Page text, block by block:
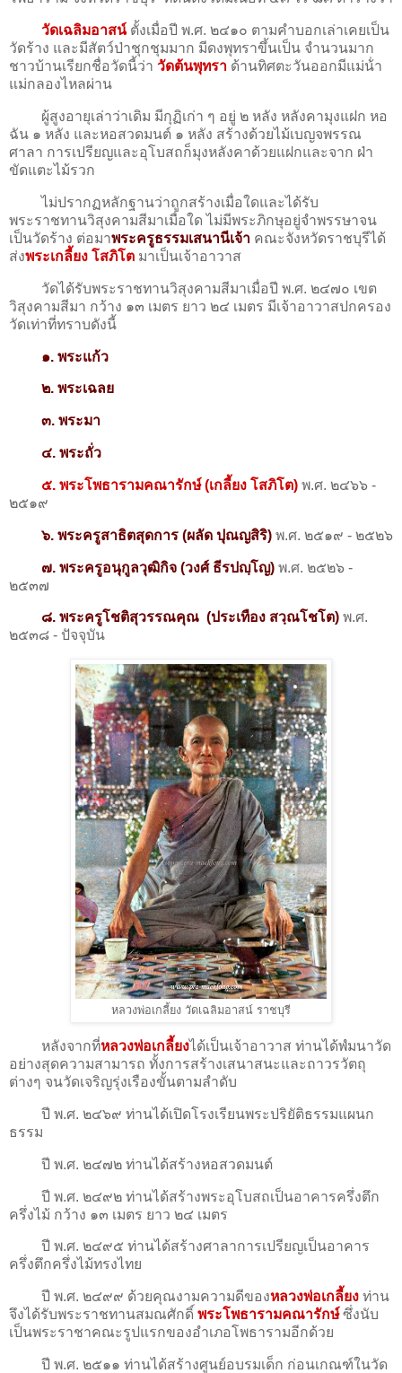
วัดเฉลิมอาสน์ ตั้งเมื่อปี พ.ศ. ๒๔๑๐ ตามคําบอกเล่าเคยเป็น
วัดร้าง และมีสัตว์ป่าชุกชุมมาก มีดงพุทราขึ้นเป็น จํานวนมาก
ชาวบ้านเรียกชื่อวัดนี้ว่า วัดต้นพุทรา ด้านทิศตะวันออกมีแม่น้ํา
แม่กลองไหลผ่าน
ผู้สูงอายุเล่าว่าเดิม มีกุฏิเก่า ๆ อยู่ ๒ หลัง หลังคามุงแฝก หอ
ฉัน ๑ หลัง และหอสวดมนต์ ๑ หลัง สร้างด้วยไม้เบญจพรรณ
ศาลา การเปรียญและอุโบสถก็มุงหลังคาด้วยแฝกและจาก ฝ่า
ขัดแตะไม้รวก
ไม่ปรากฏหลักฐานว่าถูกสร้างเมื่อใดและได้รับ
พระราชทานวิสุงคามสีมาเมื่อใด ไม่มีพระภิกษุอยู่จําพรรษาจน
เป็นวัดร้าง ต่อมาพระครูธรรมเสนานีเจ้า คณะจังหวัดราชบุรีได้
ส่งพระเกลี้ยง โสภิโต มาเป็นเจ้าอาวาส
วัดได้รับพระราชทานวิสุงคามสีมาเมื่อปี พ.ศ. ๒๔๗๐ เขต
วิสุงคามสีมา กว้าง ๑๓ เมตร ยาว ๒๔ เมตร มีเจ้าอาวาสปกครอง
วัดเท่าที่ทราบดังนี้
๑. พระแก้ว
๒. พระเฉลย
๓. พระมา
๔. พระถั่ว
๕. พระโพธารามคณารักษ์ (เกลี้ยง โสภิโต) พ.ศ. ๒๔๖๖ -
๒๕๑๙
๖. พระครูสาธิตสุดการ (ผลัด ปุณญสิริ) พ.ศ. ๒๕๑๙ - ๒๕๒๖
๗. พระครูอนุกูลวุฒิกิจ (วงศ์ ธีรปญฺโญ) พ.ศ. ๒๕๒๖ -
๒๕๓๗
๘. พระครูโชติสุวรรณคุณ (ประเทือง สวฺณโชโต) พ.ศ.
๒๕๓๘ - ปัจจุบัน
หลวงพ่อเกลี้ยง วัดเฉลิมอาสน์ ราชบุรี
หลังจากที่หลวงพ่อเกลี้ยงได้เป็นเจ้าอาวาส ท่านได้พํมนาวัด
อย่างสุดความสามารถ ทั้งการสร้างเสนาสนะและถาวรวัตถุ
ต่างๆ จนวัดเจริญรุ่งเรืองขั้นตามลำดับ
ปี พ.ศ. ๒๔๖๙ ท่านได้เปิดโรงเรียนพระปริยัติธรรมแผนก
ธรรม
ปี พ.ศ. ๒๔๗๒ ท่านได้สร้างหอสวดมนต์
ปี พ.ศ. ๒๔๙๒ ท่านได้สร้างพระอุโบสถเป็นอาคารครึ่งตึก
ครึ่งไม้ กว้าง ๑๓ เมตร ยาว ๒๔ เมตร
ปี พ.ศ. ๒๔๙๕ ท่านได้สร้างศาลาการเปรียญเป็นอาคาร
ครึ่งตึกครึ่งไม้ทรงไทย
ปี พ.ศ. ๒๔๙๙ ด้วยคุณงามความดีของหลวงพ่อเกลี้ยง ท่าน
จึงได้รับพระราชทานสมณศักดิ์ พระโพธารามคณารักษ์ซึ่งนับ
เป็นพระราชาคณะรูปแรกของอำเภอโพธารามอีกด้วย
ปี พ.ศ. ๒๕๑๑ ท่านได้สร้างศูนย์อบรมเด็ก ก่อนเกณฑ์ในวัด